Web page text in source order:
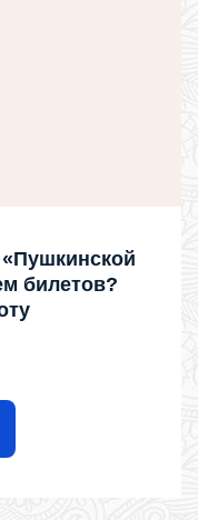
билетов?